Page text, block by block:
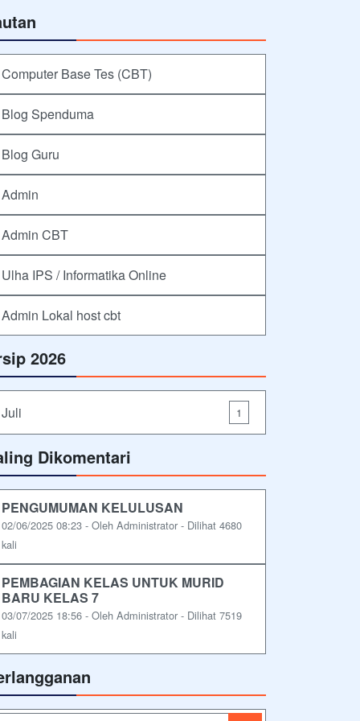
Computer Base Tes (CBT)
Blog Spenduma
Blog Guru
Admin
Admin CBT
Ulha IPS / Informatika Online
Admin Lokal host cbt
2026
Juli 1
Dikomentari
PENGUMUMAN KELULUSAN
02/06/2025 08:23 - Oleh Administrator - Dilihat 4680
kali
PEMBAGIAN KELAS UNTUK MURID
BARU KELAS 7
03/07/2025 18:56 - Oleh Administrator - Dilihat 7519
kali